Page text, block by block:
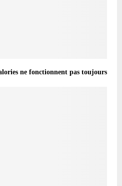
ne fonctionnent pas toujours